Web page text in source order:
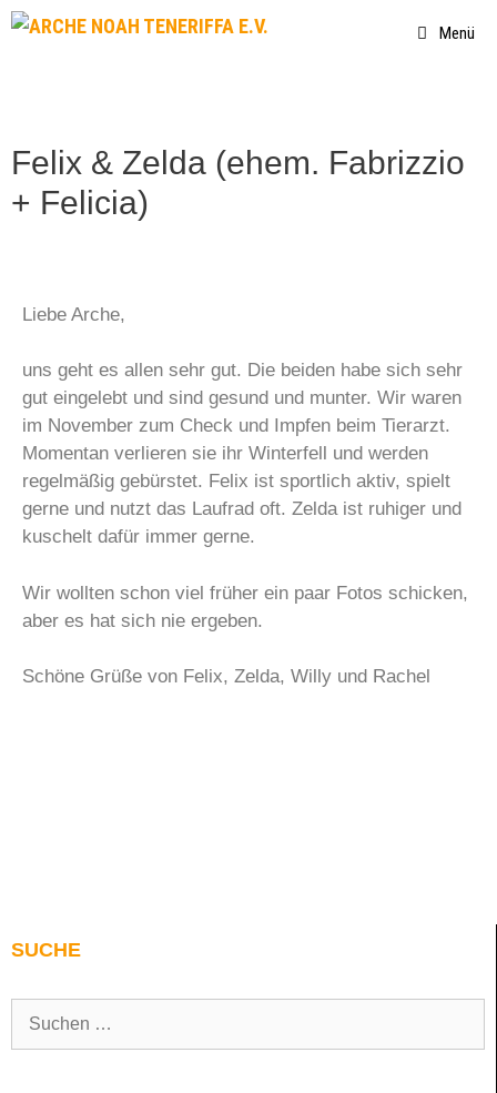
Menü
Felix & Zelda (ehem. Fabrizzio
+ Felicia)
Liebe Arche,
uns geht es allen sehr gut. Die beiden habe sich sehr
gut eingelebt und sind gesund und munter. Wir waren
im November zum Check und Impfen beim Tierarzt.
Momentan verlieren sie ihr Winterfell und werden
regelmäßig gebürstet. Felix ist sportlich aktiv, spielt
gerne und nutzt das Laufrad oft. Zelda ist ruhiger und
kuschelt dafür immer gerne.
Wir wollten schon viel früher ein paar Fotos schicken,
aber es hat sich nie ergeben.
Schöne Grüße von Felix, Zelda, Willy und Rachel
SUCHE